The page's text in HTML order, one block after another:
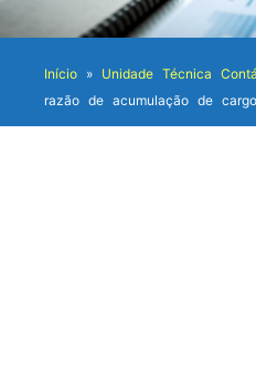
Início » Unidade Técnica
razão de acumulação de